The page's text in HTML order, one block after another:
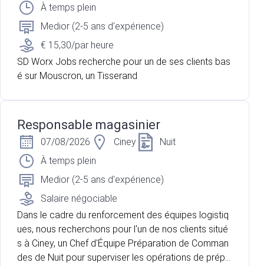
des différentes installations.
À temps plein
Medior (2-5 ans d'expérience)
€ 15,30/par heure
SD Worx Jobs recherche pour un de ses clients bas
é sur Mouscron, un Tisserand
Responsable magasinier
07/08/2026 Ciney
Nuit
À temps plein
Medior (2-5 ans d'expérience)
Salaire négociable
Dans le cadre du renforcement des équipes logistiq
ues, nous recherchons pour l'un de nos clients situé
s à Ciney, un Chef d'Équipe Préparation de Comman
des de Nuit pour superviser les opérations de prépa